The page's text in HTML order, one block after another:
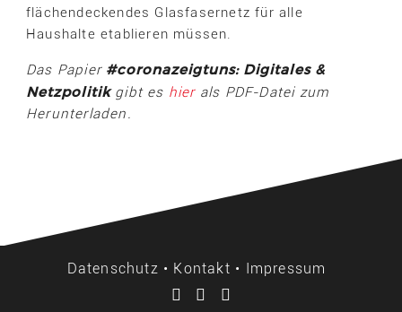
flächendeckendes Glasfasernetz für alle
Haushalte etablieren müssen.
Das Papier #coronazeigtuns: Digitales &
Netzpolitikgibt es hier als PDF-Datei zum
Herunterladen.
Datenschutz • Kontakt • Impressum